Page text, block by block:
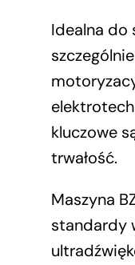
Idealna do
kluczowe
trwałość.
Maszyna
standardy